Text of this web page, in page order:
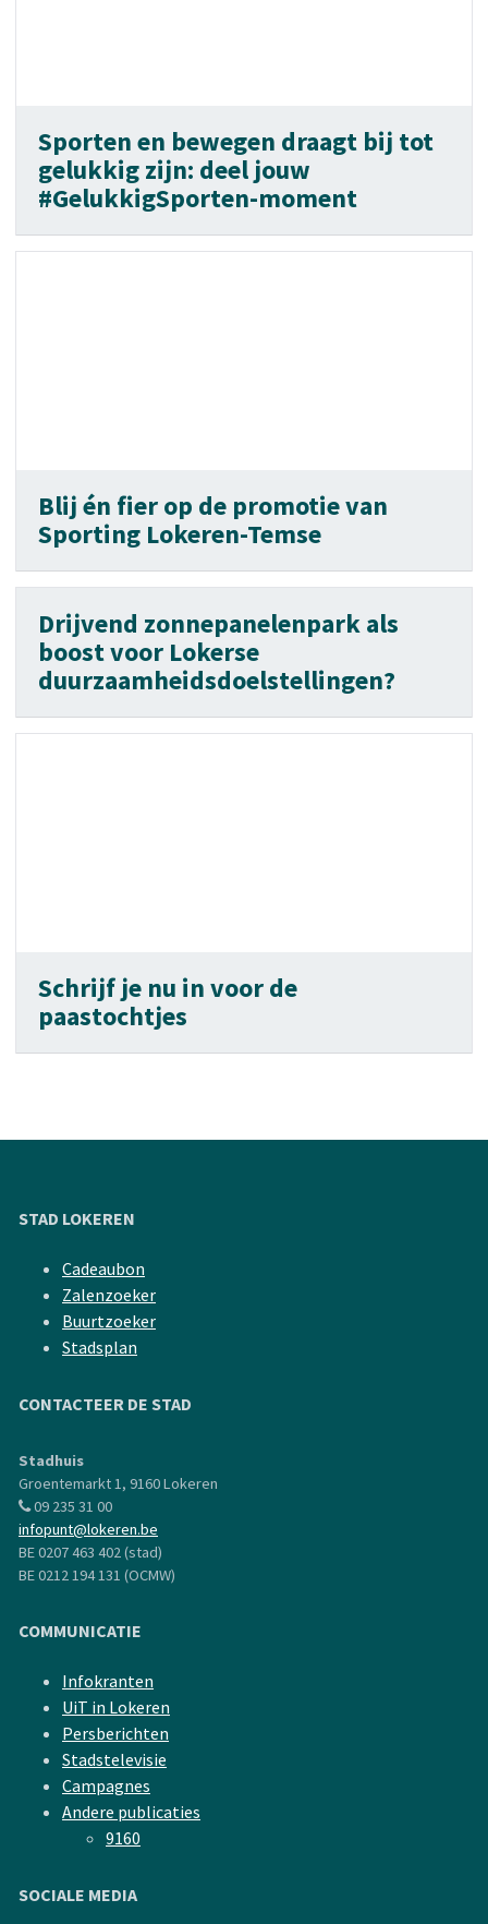
Sporten en bewegen draagt bij tot
gelukkig zijn: deel jouw
#GelukkigSporten-moment
Blij én fier op de promotie van
Sporting Lokeren-Temse
Drijvend zonnepanelenpark als
boost voor Lokerse
duurzaamheidsdoelstellingen?
Schrijf je nu in voor de
paastochtjes
STAD LOKEREN
Cadeaubon
Zalenzoeker
Buurtzoeker
Stadsplan
CONTACTEER DE STAD
Stadhuis
Groentemarkt 1, 9160 Lokeren
09 235 31 00
infopunt@lokeren.be
BE 0207 463 402 (stad)
BE 0212 194 131 (OCMW)
COMMUNICATIE
Infokranten
UiT in Lokeren
Persberichten
Stadstelevisie
Campagnes
Andere publicaties
9160
SOCIALE MEDIA